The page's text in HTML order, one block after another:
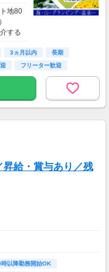
りま
んど
地80
する
と異
全国
から
3ヵ月以内
長期
フリーター歓迎
昇給・賞与あり／残
以降勤務開始OK